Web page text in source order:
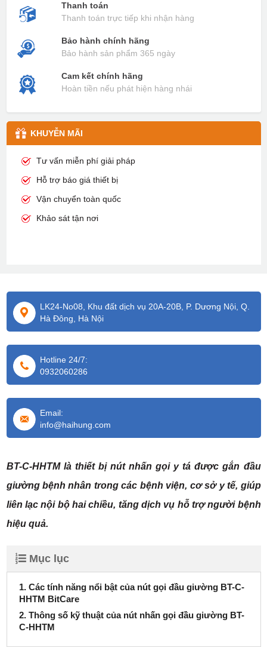
Thanh toán
Thanh toán trực tiếp khi nhận hàng
Bảo hành chính hãng
Bảo hành sản phẩm 365 ngày
Cam kết chính hãng
Hoàn tiền nếu phát hiện hàng nhái
KHUYỄN MÃI
Tư vấn miễn phí giải pháp
Hỗ trợ báo giá thiết bị
Vận chuyển toàn quốc
Khảo sát tận nơi
LK24-No08, Khu đất dịch vụ 20A-20B, P. Dương Nội, Q.
Hà Đông, Hà Nội
Hotline 24/7:
0932060286
Email:
info@haihung.com
BT-C-HHTM là thiết bị nút nhấn gọi y tá được gắn đầu
giường bệnh nhân trong các bệnh viện, cơ sở y tế, giúp
liên lạc nội bộ hai chiều, tăng dịch vụ hỗ trợ người bệnh
hiệu quả.
Mục lục
1. Các tính năng nổi bật của nút gọi đầu giường BT-C-
HHTM BitCare
2. Thông số kỹ thuật của nút nhấn gọi đầu giường BT-
C-HHTM